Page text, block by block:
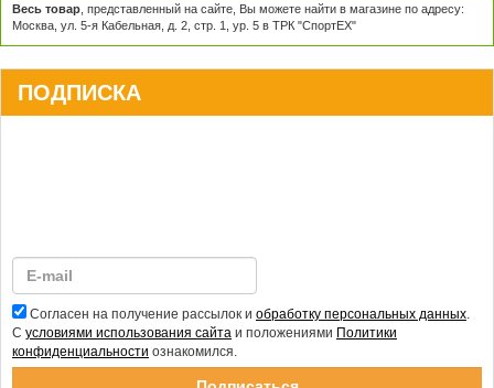
Весь товар , представленный на сайте, Вы можете найти в магазине по адресу:
Москва, ул. 5-я Кабельная, д. 2, стр. 1, ур. 5 в ТРК "СпортЕХ"
ПОДПИСКА
Согласен на получение рассылок и обработку персональных данных
С условиями использования сайта и положениями Политики
конфиденциальности ознакомился.